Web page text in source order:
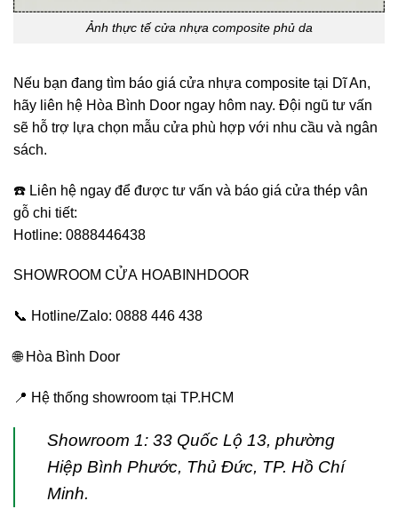
Ảnh thực tế cửa nhựa composite phủ da
Nếu bạn đang tìm báo giá cửa nhựa composite tại Dĩ An,
hãy liên hệ Hòa Bình Door ngay hôm nay. Đội ngũ tư vấn
sẽ hỗ trợ lựa chọn mẫu cửa phù hợp với nhu cầu và ngân
sách.
☎️ Liên hệ ngay để được tư vấn và báo giá cửa thép vân
gỗ chi tiết:
Hotline: 0888446438
SHOWROOM CỬA HOABINHDOOR
📞 Hotline/Zalo: 0888 446 438
🌐 Hòa Bình Door
📍 Hệ thống showroom tại TP.HCM
Showroom 1: 33 Quốc Lộ 13, phường
Hiệp Bình Phước, Thủ Đức, TP. Hồ Chí
Minh.